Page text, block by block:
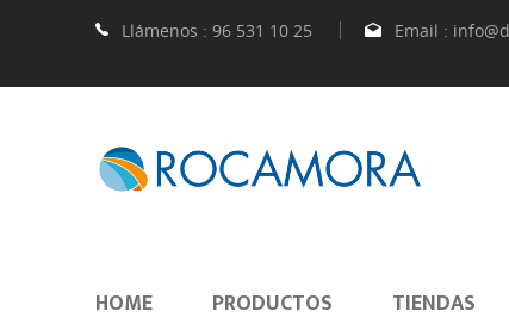
Llámenos : 96 531 10 25 Email :
HOME PRODUCTOS TIENDAS